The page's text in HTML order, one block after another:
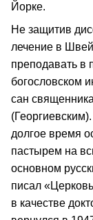
Йорке.
Не защитив
лечение в
преподавать в
богословском
сан
долгое время
пастырем на
основном
писал
в качестве